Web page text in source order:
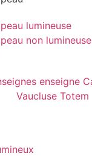
lumineuse
non lumineuse